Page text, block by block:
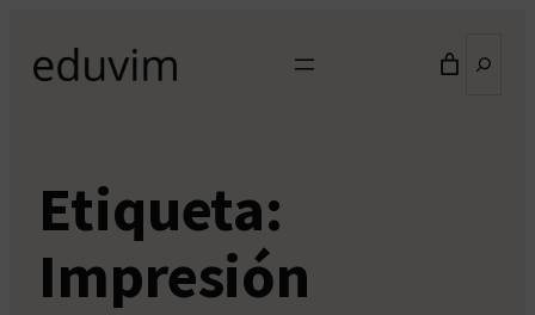
contenido
Etiqueta:
Impresión